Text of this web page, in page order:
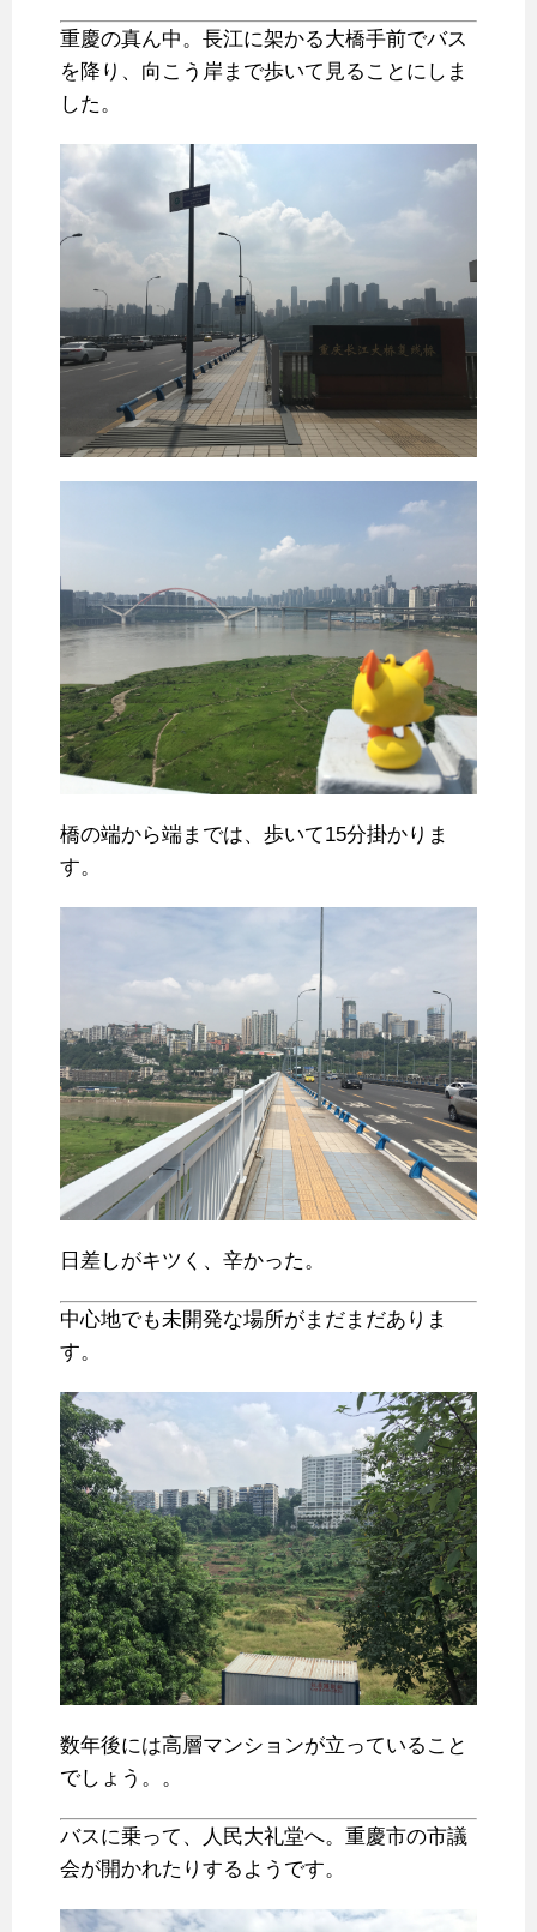
重慶の真ん中。長江に架かる大橋手前でバス
を降り、向こう岸まで歩いて見ることにしま
した。
橋の端から端までは、歩いて15分掛かりま
す。
日差しがキツく、辛かった。
中心地でも未開発な場所がまだまだありま
す。
数年後には高層マンションが立っていること
でしょう。。
バスに乗って、人民大礼堂へ。重慶市の市議
会が開かれたりするようです。